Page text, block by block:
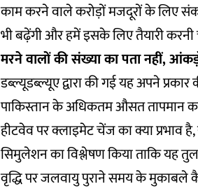
काम करने वाले करोड़ों मजदूरों के लिए
भी बढ़ेंगी और हमें इसके लिए तैयारी करनी
मरने वालों की संख्या का पता नहीं,
डब्ल्यूडब्ल्यूए द्वारा की गई यह अपने
पाकिस्तान के अधिकतम औसत तापमान
हीटवेव पर क्लाइमेट चेंज का क्या प्रभाव
सिमुलेशन का विश्लेषण किया ताकि यह
वृद्धि पर जलवायु पुराने समय के मुकाबले